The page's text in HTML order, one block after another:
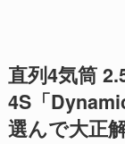
直列4気筒
4S「
選んで大正